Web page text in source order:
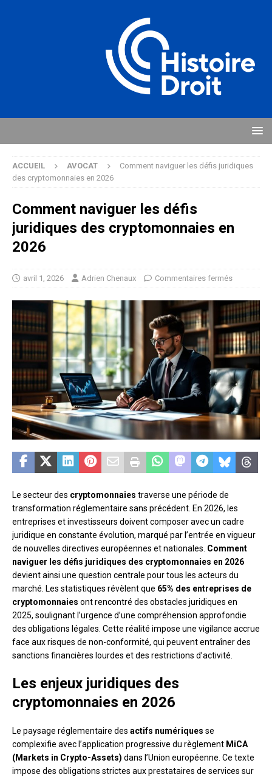
ACCUEIL AVOCAT
Comment naviguer les défis juridiques
des cryptomonnaies en 2026
Comment naviguer les défis
juridiques des cryptomonnaies en
2026
avril 1, 2026 Adrien Chenaux Commentaires fermés
Le secteur des cryptomonnaies traverse une période de
transformation réglementaire sans précédent. En 2026, les
entreprises et investisseurs doivent composer avec un cadre
juridique en constante évolution, marqué par l’entrée en vigueur
de nouvelles directives européennes et nationales. Comment
naviguer les défis juridiques des cryptomonnaies en 2026
devient ainsi une question centrale pour tous les acteurs du
marché. Les statistiques révèlent que 65% des entreprises de
cryptomonnaies ont rencontré des obstacles juridiques en
2025, soulignant l’urgence d’une compréhension approfondie
des obligations légales. Cette réalité impose une vigilance accrue
face aux risques de non-conformité, qui peuvent entraîner des
sanctions financières lourdes et des restrictions d’activité.
Les enjeux juridiques des
cryptomonnaies en 2026
Le paysage réglementaire des actifs numériques se
complexifie avec l’application progressive du règlement MiCA
(Markets in Crypto-Assets) dans l’Union européenne. Ce texte
impose des obligations strictes aux prestataires de services sur